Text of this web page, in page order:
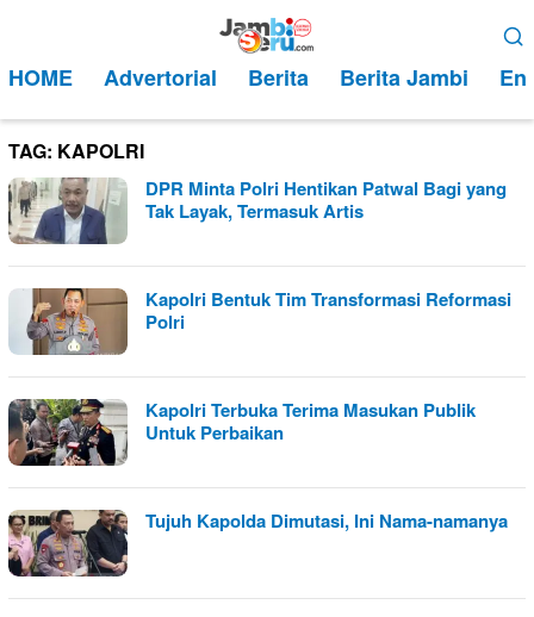
kontenMobile
HOME Advertorial Berita Berita Jambi
TAG: KAPOLRI
DPR Minta Polri Hentikan Patwal Bagi yang
Tak Layak, Termasuk Artis
Kapolri Bentuk Tim Transformasi Reformasi
Polri
Kapolri Terbuka Terima Masukan Publik
Untuk Perbaikan
Tujuh Kapolda Dimutasi, Ini Nama-namanya